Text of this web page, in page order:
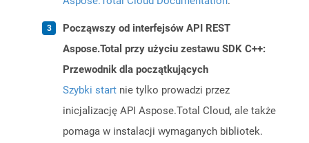
Począwszy od interfejsów API REST
Aspose.Total przy użyciu zestawu SDK C++:
Przewodnik dla początkujących
Szybki start nie tylko prowadzi przez
inicjalizację API Aspose.Total Cloud, ale także
pomaga w instalacji wymaganych bibliotek.